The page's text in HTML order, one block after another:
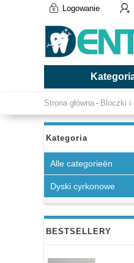
Logowanie
Strona główna - Bloczki i
Kategoria
Alle categorieën
Dyski cyrkonowe
BESTSELLERY